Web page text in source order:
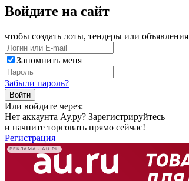
Войдите на сайт
чтобы создать лоты, тендеры или объявления
Запомнить меня
Забыли пароль?
Войти
Или войдите через:
Нет аккаунта Ау.ру? Зарегистрируйтесь
и начните торговать прямо сейчас!
Регистрация
РЕКЛАМА • AU.RU